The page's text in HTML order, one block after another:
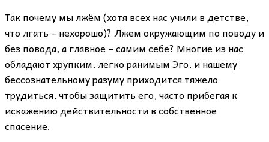
Так почему мы лжём (хотя всех нас учили в детстве,
что лгать – нехорошо)? Лжем окружающим по поводу и
без повода, а главное – самим себе? Многие из нас
обладают хрупким, легко ранимым Эго, и нашему
бессознательному разуму приходится тяжело
трудиться, чтобы защитить его, часто прибегая к
искажению действительности в собственное
спасение.